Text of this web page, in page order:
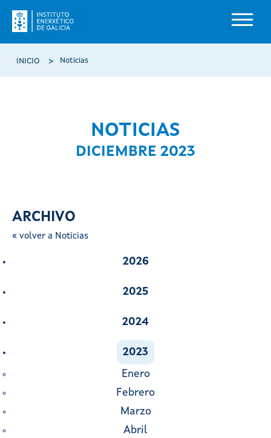
Ruta de navegación
INICIO Noticias
NOTICIAS
DICIEMBRE 2023
ARCHIVO
« volver a Noticias
2026
2025
2024
2023
Enero
Febrero
Marzo
Abril